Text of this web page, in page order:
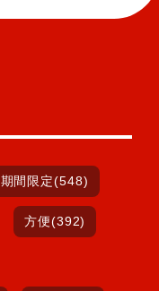
期間限定(548)
方便(392)